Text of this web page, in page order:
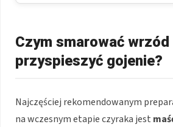
Czym smarować wrzód
przyspieszyć gojenie?
Najczęściej rekomendowanym
na wczesnym etapie czyraka jest